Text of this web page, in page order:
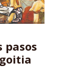
pasos